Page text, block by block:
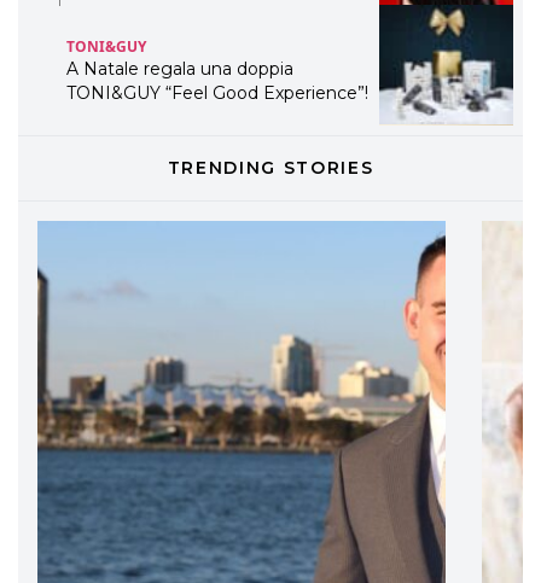
TONI&GUY
A Natale regala una doppia
TONI&GUY “Feel Good Experience”!
LABEL.M lancia la sua innovativa ed
professionali
TRENDING STORIES